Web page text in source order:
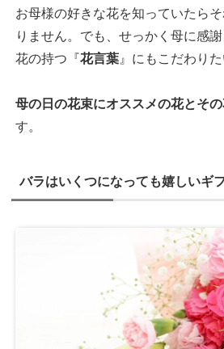
お母様の好きな花を知っていたら
りません。でも、せっかく母に感謝
花の持つ『花言葉 』にもこだわりた
母の日の花束にオススメの花とそ
す。
バラはいくつになっても嬉しいギ